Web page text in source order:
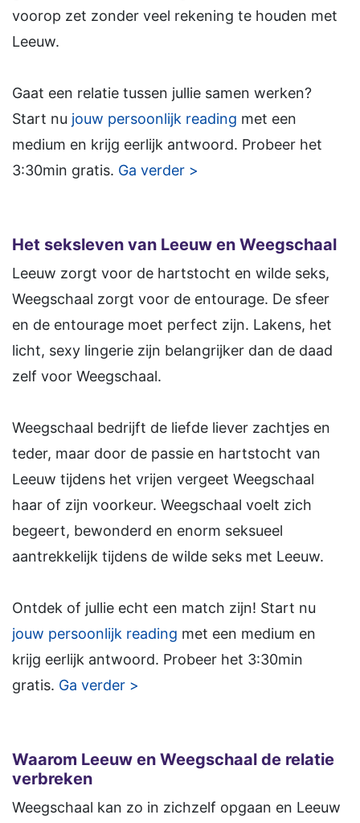
voorop zet zonder veel rekening te houden met
Leeuw.
Gaat een relatie tussen jullie samen werken?
Start nu jouw persoonlijk reading met een
medium en krijg eerlijk antwoord. Probeer het
3:30min gratis. Ga verder >
Het seksleven van Leeuw en Weegschaal
Leeuw zorgt voor de hartstocht en wilde seks,
Weegschaal zorgt voor de entourage. De sfeer
en de entourage moet perfect zijn. Lakens, het
licht, sexy lingerie zijn belangrijker dan de daad
zelf voor Weegschaal.
Weegschaal bedrijft de liefde liever zachtjes en
teder, maar door de passie en hartstocht van
Leeuw tijdens het vrijen vergeet Weegschaal
haar of zijn voorkeur. Weegschaal voelt zich
begeert, bewonderd en enorm seksueel
aantrekkelijk tijdens de wilde seks met Leeuw.
Ontdek of jullie echt een match zijn! Start nu
jouw persoonlijk reading met een medium en
krijg eerlijk antwoord. Probeer het 3:30min
gratis. Ga verder >
Waarom Leeuw en Weegschaal de relatie
verbreken
Weegschaal kan zo in zichzelf opgaan en Leeuw